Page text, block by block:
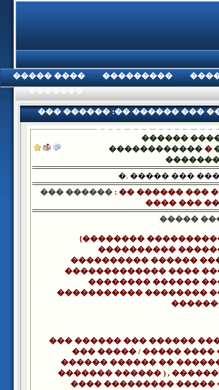
���� ����� ���������
��� ������ :�� ������ ���
���� ��� �����
������
�������������
�. ����� ���
��� ������ : �� ������ ���
���� ���
�����
{��������
����������
���������� ������
������������� ����
�������� ������
����������� ��������
��� ������ ��� ������
��� ����� / ����� ����
������ ������ ��
������� ������ ) ,
���� ��������� �����